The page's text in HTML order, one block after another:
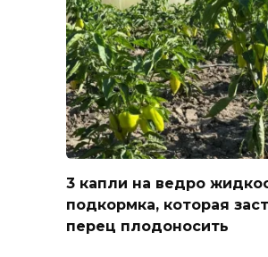
3 капли на ведро
подкормка, которая
перец плодоносить